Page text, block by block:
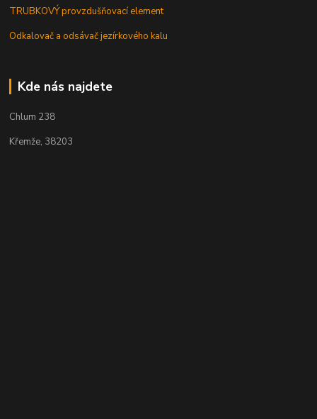
TRUBKOVÝ provzdušňovací element
Odkalovač a odsávač jezírkového kalu
Kde nás najdete
Chlum 238
Křemže, 38203